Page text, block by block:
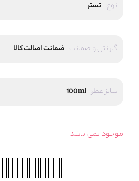
نوع: تستر
گارانتی و ضمانت: ضمانت اصالت کالا
سایز عطر: 100ml
موجود نمی باشد